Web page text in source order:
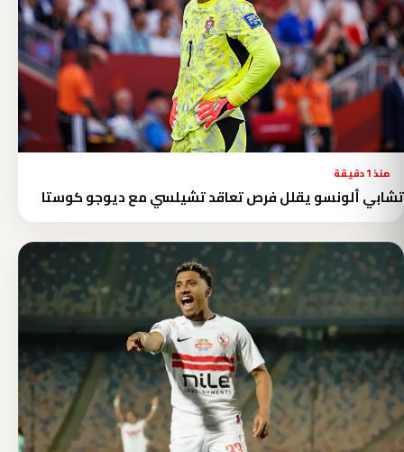
منذ 1 دقيقة
تشابي ألونسو يقلل فرص تعاقد تشيلسي مع ديوجو كوستا